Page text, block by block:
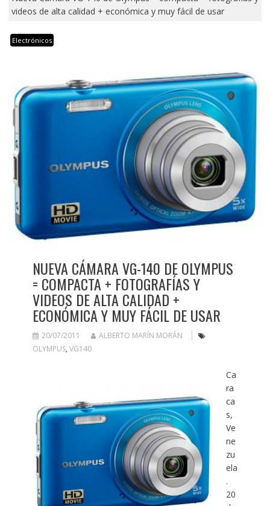
videos de alta calidad + económica y muy fácil de usar
Electrónicos
NUEVA CÁMARA VG-140 DE OLYMPUS
= COMPACTA + FOTOGRAFÍAS Y
VIDEOS DE ALTA CALIDAD +
ECONÓMICA Y MUY FÁCIL DE USAR
20/07/2011
ALBERTO MARÍN MORÁN
OLYMPUS, VG140
Ca
ra
ca
s,
Ve
ne
zu
ela
.
20